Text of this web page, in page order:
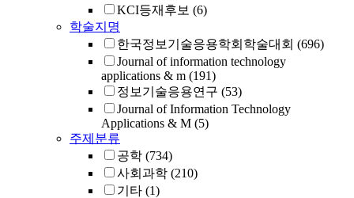
KCI등재후보 (6)
학술지명
한국정보기술응용학회학술대회 (696)
Journal of information technology
applications & m (191)
정보기술응용연구 (53)
Journal of Information Technology
Applications & M (5)
주제분류
공학 (734)
사회과학 (210)
기타 (1)